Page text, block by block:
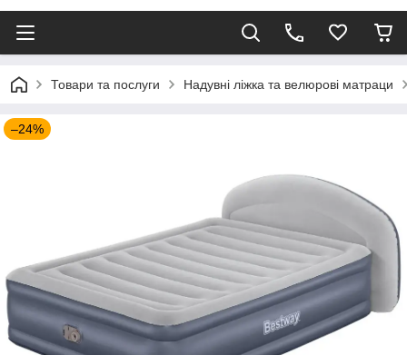
Товари та послуги Надувні ліжка та велюрові матраци
–24%